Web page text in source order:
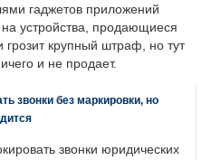
гаджетов приложений
устройства, продающиеся
крупный штраф, но тут
и не продает.
звонки без маркировки, но
звонки юридических